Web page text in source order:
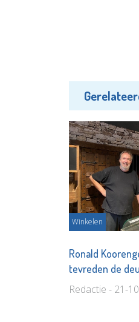
Winkelen
Ronald
tevreden de
Redactie - 21-